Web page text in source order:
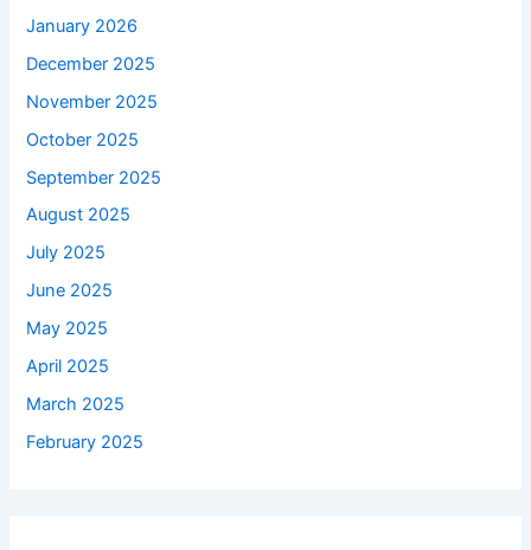
January 2026
December 2025
November 2025
October 2025
September 2025
August 2025
July 2025
June 2025
May 2025
April 2025
March 2025
February 2025